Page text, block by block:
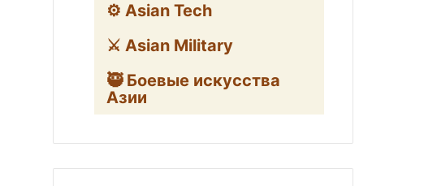
⚙️ Asian Tech
⚔️ Asian Military
🥷 Боевые искусства
Азии